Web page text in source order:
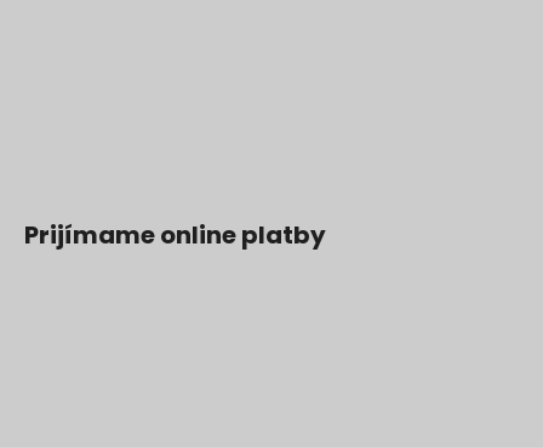
Prijímame online platby